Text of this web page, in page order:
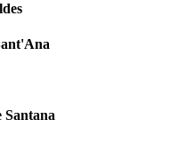
Santana